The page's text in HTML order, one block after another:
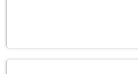
ترمیمی بل
کے